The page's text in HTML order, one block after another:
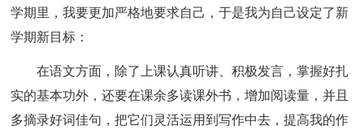
学期里，我要更加严格地要求自己，于是我为自己设定了新
学期新目标：
在语文方面，除了上课认真听讲、积极发言，掌握好扎
实的基本功外，还要在课余多读课外书，增加阅读量，并且
多摘录好词佳句，把它们灵活运用到写作中去，提高我的作